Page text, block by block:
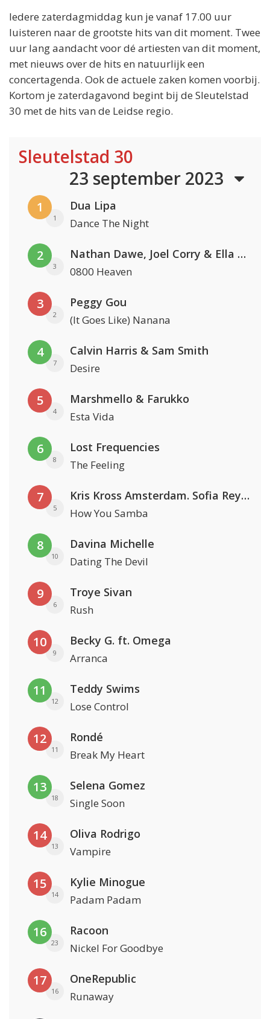
Iedere zaterdagmiddag kun je vanaf 17.00 uur
luisteren naar de grootste hits van dit moment. Twee
uur lang aandacht voor dé artiesten van dit moment,
met nieuws over de hits en natuurlijk een
concertagenda. Ook de actuele zaken komen voorbij.
Kortom je zaterdagavond begint bij de Sleutelstad
30 met de hits van de Leidse regio.
Sleutelstad 30
23 september 2023
1
1
Dua Lipa
Dance The Night
2
3
Nathan Dawe, Joel Corry & Ella Henderson
0800 Heaven
3
2
Peggy Gou
(It Goes Like) Nanana
4
7
Calvin Harris & Sam Smith
Desire
5
4
Marshmello & Farukko
Esta Vida
6
8
Lost Frequencies
The Feeling
7
5
Kris Kross Amsterdam. Sofia Reyes & Tinie Tempah
How You Samba
8
10
Davina Michelle
Dating The Devil
9
6
Troye Sivan
Rush
10
9
Becky G. ft. Omega
Arranca
11
12
Teddy Swims
Lose Control
12
11
Rondé
Break My Heart
13
18
Selena Gomez
Single Soon
14
13
Oliva Rodrigo
Vampire
15
14
Kylie Minogue
Padam Padam
16
23
Racoon
Nickel For Goodbye
17
16
OneRepublic
Runaway